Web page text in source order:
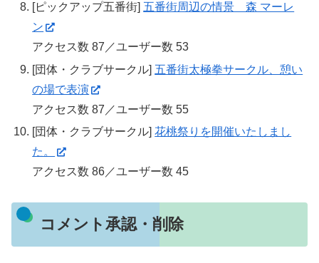
[ピックアップ五番街]五番街周辺の情景 森 マーレ
ン
アクセス数 87／ユーザー数 53
[団体・クラブサークル] 五番街太極拳サークル、憩い
の場で表演
アクセス数 87／ユーザー数 55
[団体・クラブサークル]花桃祭りを開催いたしまし
た。
アクセス数 86／ユーザー数 45
コメント承認・削除